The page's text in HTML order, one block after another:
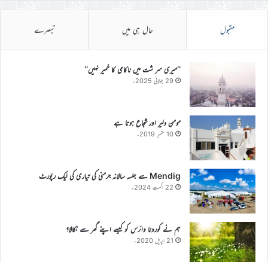
مقبول حال ہی میں تبصرے
’’میری سر شت میں ناکامی کا خمیر نہیں‘‘
29 جولائی 2025ء
مومن دلیر اور شجاع ہوتا ہے
10 ستمبر 2019ء
Mendig سے جلسہ سالانہ جرمنی کی تیاری کی ایک رپورٹ
22 اگست 2024ء
ہم نے کورونا وائرس کو کیسے اپنے گھر سے نکالا؟
21 اپریل 2020ء